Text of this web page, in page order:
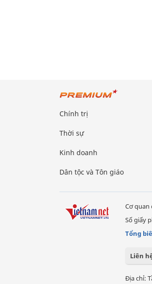
Chính trị
Thời sự
Kinh doanh
Dân tộc và Tôn giáo
Cơ quan
Số giấy
Tổng
Liên
Địa chỉ: